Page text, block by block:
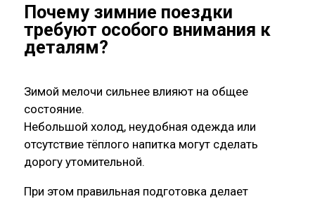
Почему зимние поездки
требуют особого внимания к
деталям?
Зимой мелочи сильнее влияют на общее
состояние.
Небольшой холод, неудобная одежда или
отсутствие тёплого напитка могут сделать
дорогу утомительной.
При этом правильная подготовка делает